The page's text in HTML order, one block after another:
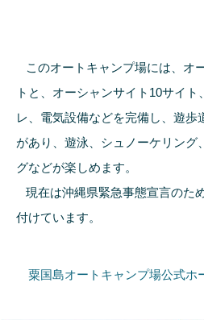
このオートキャンプ場には、オ
トと、オーシャンサイト10サイ
レ、電気設備などを完備し、遊歩
があり、遊泳、シュノーケリング
グなどが楽しめます。
現在は沖縄県緊急事態宣言のた
付けています。
粟国島オートキャンプ場公式ホ